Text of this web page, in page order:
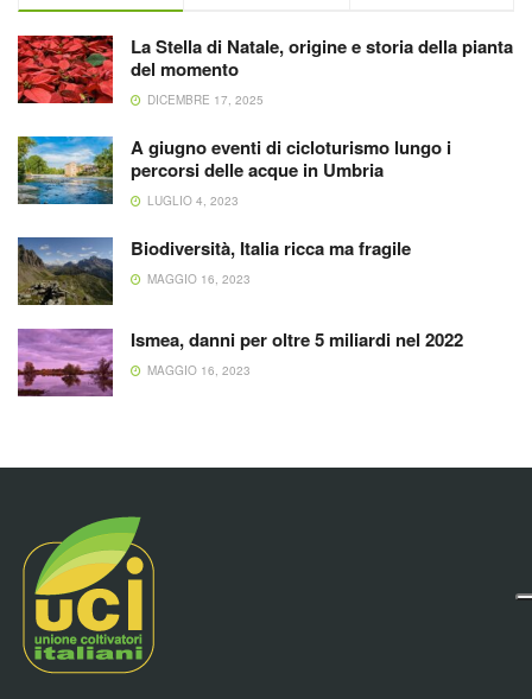
La Stella di Natale, origine e storia della pianta
del momento
DICEMBRE 17, 2025
A giugno eventi di cicloturismo lungo i
percorsi delle acque in Umbria
LUGLIO 4, 2023
Biodiversità, Italia ricca ma fragile
MAGGIO 16, 2023
Ismea, danni per oltre 5 miliardi nel 2022
MAGGIO 16, 2023